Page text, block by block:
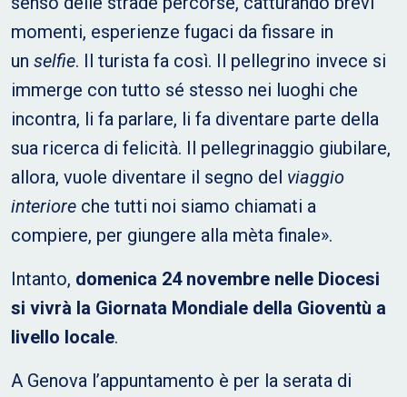
momenti, esperienze fugaci da fissare in
un selfie. Il turista fa così. Il pellegrino invece si
immerge con tutto sé stesso nei luoghi che
incontra, li fa parlare, li fa diventare parte della
sua ricerca di felicità. Il pellegrinaggio giubilare,
allora, vuole diventare il segno del viaggio
interiore che tutti noi siamo chiamati a
compiere, per giungere alla mèta finale».
Intanto, domenica 24 novembre nelle Diocesi
si vivrà la Giornata Mondiale della Gioventù a
livello locale.
A Genova l’appuntamento è per la serata di